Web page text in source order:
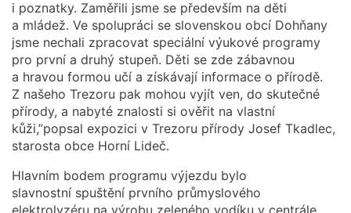
i poznatky. Zaměřili jsme se především na děti
a mládež. Ve spolupráci se slovenskou obcí Dohňany
jsme nechali zpracovat speciální výukové programy
pro první a druhý stupeň. Děti se zde zábavnou
a hravou formou učí a získávají informace o přírodě.
Z našeho Trezoru pak mohou vyjít ven, do skutečné
přírody, a nabyté znalosti si ověřit na vlastní
kůži,”popsal expozici v Trezoru přírody Josef Tkadlec,
starosta obce Horní Lideč.
Hlavním bodem programu výjezdu bylo
slavnostní spuštění prvního průmyslového
elektrolyzéru na výrobu zeleného vodíku v centrále